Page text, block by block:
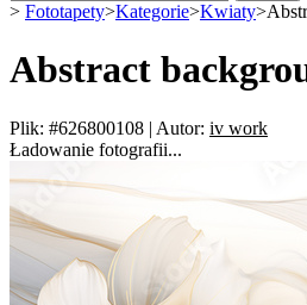
> Fototapety>Kategorie>Kwiaty>
Abstract
Plik: #626800108 | Autor: iv work
Ładowanie fotografii...